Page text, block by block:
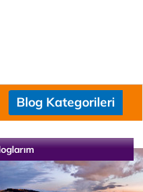
Blog Kategorileri